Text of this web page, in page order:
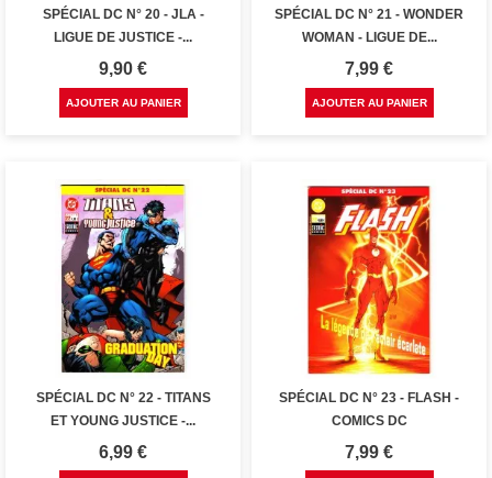
SPÉCIAL DC N° 20 - JLA -
LIGUE DE JUSTICE -...
Prix
9,90 €
AJOUTER AU PANIER
SPÉCIAL DC N° 21 - WONDER
WOMAN - LIGUE DE...
Prix
7,99 €
AJOUTER AU PANIER
SPÉCIAL DC N° 22 - TITANS
ET YOUNG JUSTICE -...
Prix
6,99 €
SPÉCIAL DC N° 23 - FLASH -
COMICS DC
Prix
7,99 €